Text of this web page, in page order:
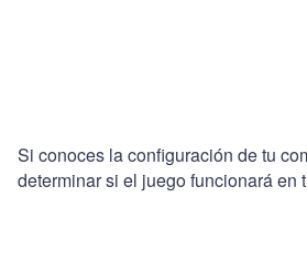
Si conoces la configuración de tu
determinar si el juego funcionará en